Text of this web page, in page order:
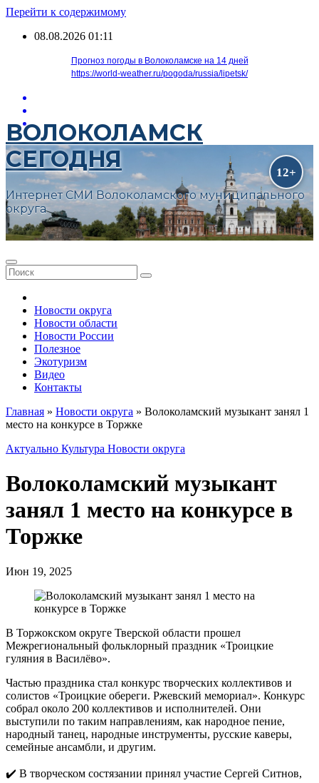
Перейти к содержимому
08.08.2026 01:11
Прогноз погоды в Волоколамске на 14 дней
https://world-weather.ru/pogoda/russia/lipetsk/
ВОЛОКОЛАМСК
СЕГОДНЯ
Интернет СМИ Волоколамского муниципального
округа
Новости округа
Новости области
Новости России
Полезное
Экотуризм
Видео
Контакты
Главная » Новости округа » Волоколамский музыкант занял 1
место на конкурсе в Торжке
Актуально Культура Новости округа
Волоколамский музыкант
занял 1 место на конкурсе в
Торжке
Июн 19, 2025
В Торжокском округе Тверской области прошел
Межрегиональный фольклорный праздник «Троицкие
гуляния в Василёво».
Частью праздника стал конкурс творческих коллективов и
солистов «Троицкие обереги. Ржевский мемориал». Конкурс
собрал около 200 коллективов и исполнителей. Они
выступили по таким направлениям, как народное пение,
народный танец, народные инструменты, русские каверы,
семейные ансамбли, и другим.
✔️ В творческом состязании принял участие Сергей Ситнов,